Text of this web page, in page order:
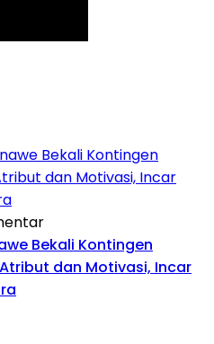
Bekali Kontingen
dan Motivasi, Incar